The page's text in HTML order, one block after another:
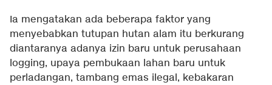
Ia mengatakan ada beberapa faktor yang
menyebabkan tutupan hutan alam itu berkurang
diantaranya adanya izin baru untuk perusahaan
logging, upaya pembukaan lahan baru untuk
perladangan, tambang emas ilegal, kebakaran